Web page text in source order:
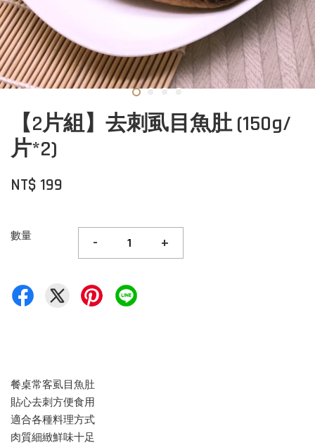
【2片組】去刺虱目魚肚 (150g/
片*2)
NT$ 199
數量 - +
餐桌常客虱目魚肚
貼心去刺方便食用
適合各種料理方式
肉質細緻鮮味十足